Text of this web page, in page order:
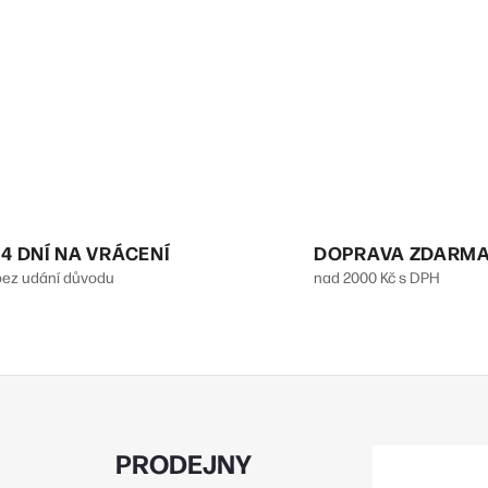
DNÍ NA VRÁCENÍ
udání důvodu
DOPRAVA
nad 2000 Kč s DPH
PRODEJNY